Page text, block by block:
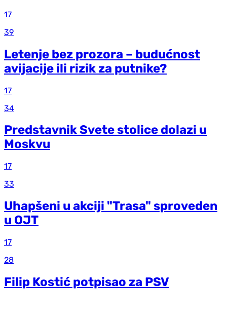
17
39
Letenje bez prozora – budućnost
avijacije ili rizik za putnike?
17
34
Predstavnik Svete stolice dolazi u
Moskvu
17
33
Uhapšeni u akciji "Trasa" sproveden
u OJT
17
28
Filip Kostić potpisao za PSV